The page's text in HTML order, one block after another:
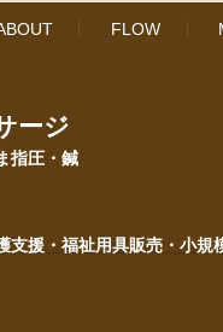
FLOW
ージ
指圧・鍼
支援・福祉用具販売・小規